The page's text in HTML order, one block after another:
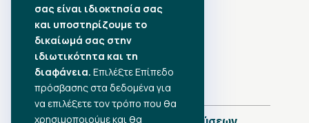
•Αύγουστος 2026
•Ιούλιος 2026
•Ιούνιος 2026
•Μάιος 2026
•Απρίλιος 2026
•Μάρτιος 2026
σας είναι ιδιοκτησία σας
και υποστηρίζουμε το
δικαίωμά σας στην
ιδιωτικότητα και τη
διαφάνεια. Επιλέξτε Επίπεδο
πρόσβασης στα δεδομένα για
να επιλέξετε τον τρόπο που θα
χρησιμοποιούμε και θα